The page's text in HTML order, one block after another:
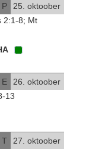
P
25. oktoober
2:1-8; Mt
E
26. oktoober
13
T
27. oktoober